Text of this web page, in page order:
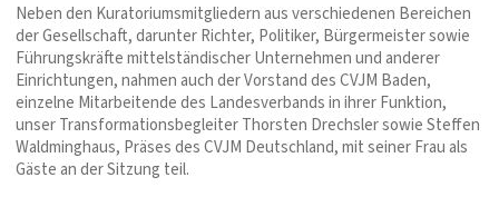
Neben den Kuratoriumsmitgliedern aus verschiedenen Bereichen
der Gesellschaft, darunter Richter, Politiker, Bürgermeister sowie
Führungskräfte mittelständischer Unternehmen und anderer
Einrichtungen, nahmen auch der Vorstand des CVJM Baden,
einzelne Mitarbeitende des Landesverbands in ihrer Funktion,
unser Transformationsbegleiter Thorsten Drechsler sowie Steffen
Waldminghaus, Präses des CVJM Deutschland, mit seiner Frau als
Gäste an der Sitzung teil.